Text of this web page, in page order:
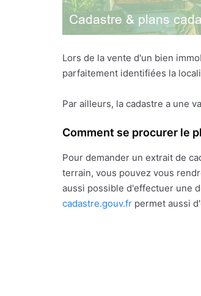
Lors de la vente d'un bien
parfaitement identifiées la
Par ailleurs, la cadastre a une
Comment se procurer le
Pour demander un extrait de
terrain, vous pouvez vous
aussi possible d'effectuer une
cadastre.gouv.fr permet aussi